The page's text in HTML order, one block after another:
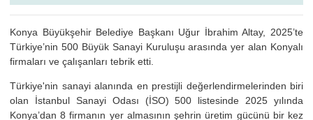
Konya Büyükşehir Belediye Başkanı Uğur İbrahim Altay, 2025’te
Türkiye’nin 500 Büyük Sanayi Kuruluşu arasında yer alan Konyalı
firmaları ve çalışanları tebrik etti.
Türkiye'nin sanayi alanında en prestijli değerlendirmelerinden biri
olan İstanbul Sanayi Odası (İSO) 500 listesinde 2025 yılında
Konya’dan 8 firmanın yer almasının şehrin üretim gücünü bir kez